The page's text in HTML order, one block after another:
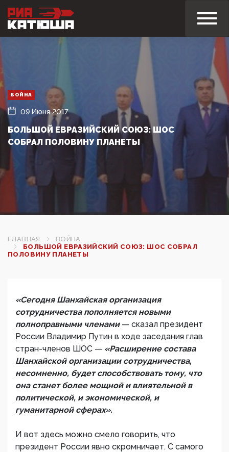
ВОЙНА
09 Июня 2017
БОЛЬШОЙ ЕВРАЗИЙСКИЙ СОЮЗ: ШОС
СОБРАЛ ПОЛОВИНУ ПЛАНЕТЫ
ГЛАВНАЯ
ВОЙНА
БОЛЬШОЙ ЕВРАЗИЙСКИЙ СОЮЗ: ШОС СОБРАЛ
ПОЛОВИНУ ПЛАНЕТЫ
«Сегодня Шанхайская организация
сотрудничества пополняется новыми
полноправными членами — сказал президент
России Владимир Путин в ходе заседания глав
стран-членов ШОС — «Расширение состава
Шанхайской организации сотрудничества,
несомненно, будет способствовать тому, что
она станет более мощной и влиятельной в
политической, и экономической, и
гуманитарной сферах».
И вот здесь можно смело говорить, что
президент России явно скромничает. С самого